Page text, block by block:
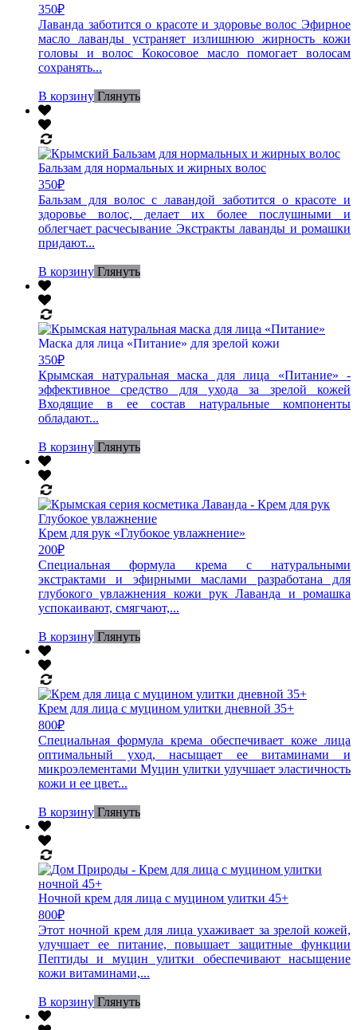
350₽
Лаванда заботится о красоте и здоровье волос Эфирное
масло лаванды устраняет излишнюю жирность кожи
головы и волос Кокосовое масло помогает волосам
сохранять...
В корзину Глянуть
Бальзам для нормальных и жирных волос
350₽
Бальзам для волос с лавандой заботится о красоте и
здоровье волос, делает их более послушными и
облегчает расчесывание Экстракты лаванды и ромашки
придают...
В корзину Глянуть
Маска для лица «Питание» для зрелой кожи
350₽
Крымская натуральная маска для лица «Питание» -
эффективное средство для ухода за зрелой кожей
Входящие в ее состав натуральные компоненты
обладают...
В корзину Глянуть
Крем для рук «Глубокое увлажнение»
200₽
Специальная формула крема с натуральными
экстрактами и эфирными маслами разработана для
глубокого увлажнения кожи рук Лаванда и ромашка
успокаивают, смягчают,...
В корзину Глянуть
Крем для лица с муцином улитки дневной 35+
800₽
Специальная формула крема обеспечивает коже лица
оптимальный уход, насыщает ее витаминами и
микроэлементами Муцин улитки улучшает эластичность
кожи и ее цвет...
В корзину Глянуть
Ночной крем для лица с муцином улитки 45+
800₽
Этот ночной крем для лица ухаживает за зрелой кожей,
улучшает ее питание, повышает защитные функции
Пептиды и муцин улитки обеспечивают насыщение
кожи витаминами,...
В корзину Глянуть